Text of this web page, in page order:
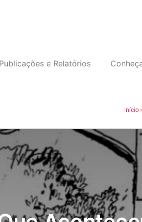
Publicações e Relatórios
Início»